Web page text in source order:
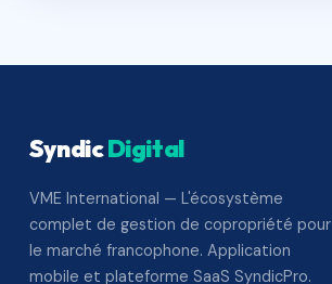
SyndicDigital
VME International — L'écosystème
complet de gestion de copropriété pour
le marché francophone. Application
mobile et plateforme SaaS SyndicPro.